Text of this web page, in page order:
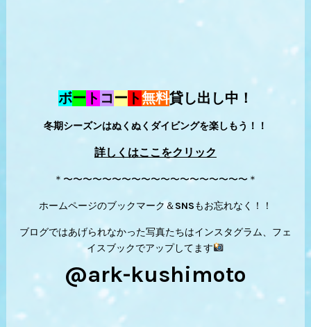
ボー ト コー ト無料貸し出し中！
冬期シーズンはぬくぬくダイビングを楽しもう！！
詳しくはここをクリック
＊〜〜〜〜〜〜〜〜〜〜〜〜〜〜〜〜〜〜〜＊
ホームページのブックマーク＆SNSもお忘れなく！！
ブログではあげられなかった写真たちはインスタグラム、フェ
イスブックでアップしてます
@ark-kushimoto